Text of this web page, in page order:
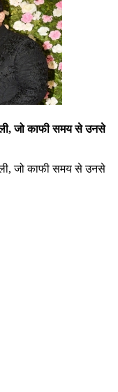
जो काफी समय से उनसे
जो काफी समय से उनसे